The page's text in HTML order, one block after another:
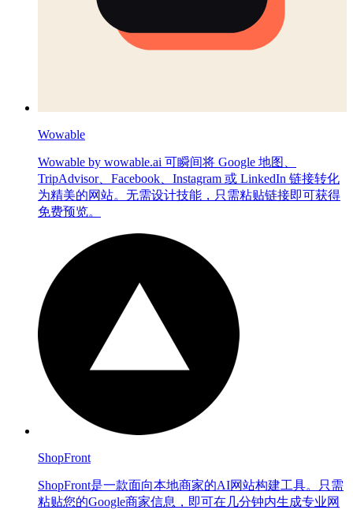
Wowable
Wowable by wowable.ai 可瞬间将 Google 地图、
TripAdvisor、Facebook、Instagram 或 LinkedIn 链接转化
为精美的网站。无需设计技能，只需粘贴链接即可获得
免费预览。
ShopFront
ShopFront是一款面向本地商家的AI网站构建工具。只需
粘贴您的Google商家信息，即可在几分钟内生成专业网